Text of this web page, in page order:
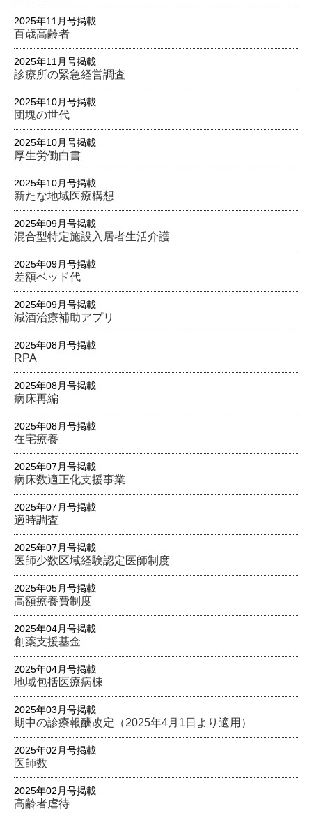
2025年11月号掲載
百歳高齢者
2025年11月号掲載
診療所の緊急経営調査
2025年10月号掲載
団塊の世代
2025年10月号掲載
厚生労働白書
2025年10月号掲載
新たな地域医療構想
2025年09月号掲載
混合型特定施設入居者生活介護
2025年09月号掲載
差額ベッド代
2025年09月号掲載
減酒治療補助アプリ
2025年08月号掲載
RPA
2025年08月号掲載
病床再編
2025年08月号掲載
在宅療養
2025年07月号掲載
病床数適正化支援事業
2025年07月号掲載
適時調査
2025年07月号掲載
医師少数区域経験認定医師制度
2025年05月号掲載
高額療養費制度
2025年04月号掲載
創薬支援基金
2025年04月号掲載
地域包括医療病棟
2025年03月号掲載
期中の診療報酬改定（2025年4月1日より適用）
2025年02月号掲載
医師数
2025年02月号掲載
高齢者虐待